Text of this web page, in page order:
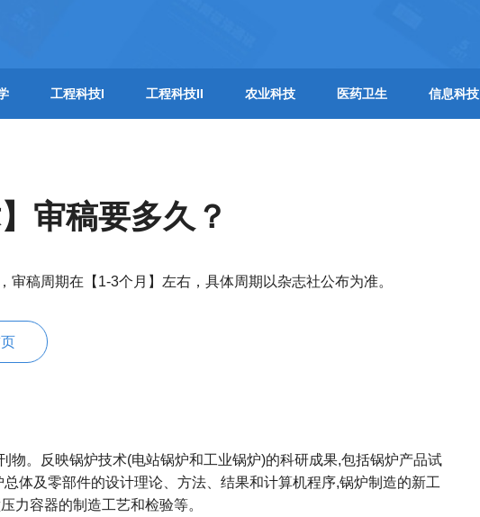
工程科技I 工程科技II 农业科技 医药卫生 信息科技
审稿要多久？
审稿周期在【1-3个月】左右，具体周期以杂志社公布为准。
物。反映锅炉技术(电站锅炉和工业锅炉)的科研成果,包括锅炉产品试
体及零部件的设计理论、方法、结果和计算机程序,锅炉制造的新工
力容器的制造工艺和检验等。